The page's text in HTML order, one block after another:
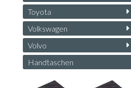
Toyota
Volkswagen
Volvo
Handtaschen